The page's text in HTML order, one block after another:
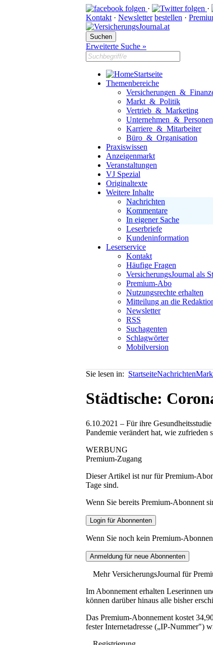
· ·
Kontakt · Newsletter bestellen ·
Erweiterte Suche »
Startseite
Themenbereiche
Versicherungen &
Markt & Politik
Vertrieb & Marketing
Unternehmen & Personen
Karriere & Mitarbeiter
Büro & Organisation
Praxiswissen
Anzeigenmarkt
Veranstaltungen
VJ Spezial
Originaltexte
Weitere Inhalte
Nachrichten
Kommentare
In eigener Sache
Leserbriefe
Kundeninformation
Leserservice
Kontakt
Häufige Fragen
VersicherungsJournal als
Premium-Abo
Nutzungsrechte erhalten
Mitteilung an die
Newsletter
RSS
Suchagenten
Schlagwörter
Mobilversion
Sie lesen in: StartseiteNachrichten
Städtische:
6.10.2021 – Für ihre
Pandemie verändert hat, wie zufrieden
WERBUNG
Premium-Zugang
Dieser Artikel ist nur für Premium-
Tage sind.
Wenn Sie bereits Premium-Abonnent
Wenn Sie noch kein Premium-
Mehr VersicherungsJournal für
Im Abonnement erhalten Leserinnen
können darüber hinaus alle bisher
Das Premium-Abonnement kostet
fester Internetadresse („IP-Nummer")